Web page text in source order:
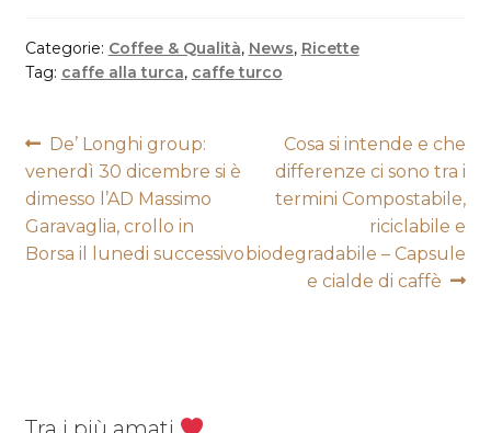
Categorie: Coffee & Qualità, News, Ricette
Tag: caffe alla turca, caffe turco
Navigazione
articoli
Articolo
precedente:
De’ Longhi group:
venerdì 30 dicembre si è
dimesso l’AD Massimo
Garavaglia, crollo in
Borsa il lunedi successivo
Articolo
successivo:
Cosa si intende e che
differenze ci sono tra i
termini Compostabile,
riciclabile e
biodegradabile – Capsule
e cialde di caffè